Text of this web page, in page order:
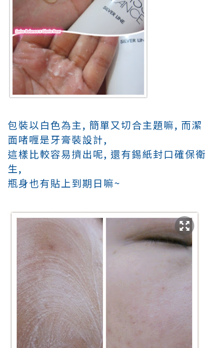
包裝以白色為主, 簡單又切合主題嘛, 而潔
面啫喱是牙膏裝設計,
這樣比較容易擠出呢, 還有錫紙封口確保衛
生,
瓶身也有貼上到期日嘛~